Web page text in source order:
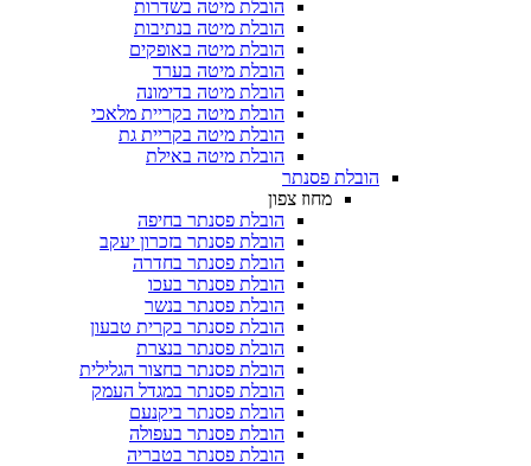
הובלת מיטה בשדרות
הובלת מיטה בנתיבות
הובלת מיטה באופקים
הובלת מיטה בערד
הובלת מיטה בדימונה
הובלת מיטה בקריית מלאכי
הובלת מיטה בקריית גת
הובלת מיטה באילת
הובלת פסנתר
הובלת פסנתר בחיפה
הובלת פסנתר בזכרון יעקב
הובלת פסנתר בחדרה
הובלת פסנתר בעכו
הובלת פסנתר בנשר
הובלת פסנתר בקרית טבעון
הובלת פסנתר בנצרת
הובלת פסנתר בחצור הגלילית
הובלת פסנתר במגדל העמק
הובלת פסנתר ביקנעם
הובלת פסנתר בעפולה
הובלת פסנתר בטבריה